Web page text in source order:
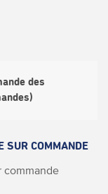
des
SUR COMMANDE
commande